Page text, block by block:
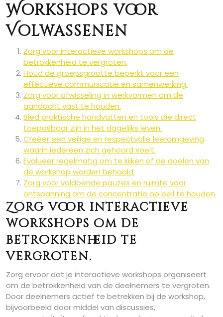
Workshops voor
Volwassenen
Zorg voor interactieve workshops om de
betrokkenheid te vergroten.
Houd de groepsgrootte beperkt voor een
effectieve communicatie en samenwerking.
Zorg voor afwisseling in werkvormen om de
aandacht vast te houden.
Bied praktische handvatten en tools die direct
toepasbaar zijn in het dagelijks leven.
Creëer een veilige en respectvolle leeromgeving
waarin iedereen zich gehoord voelt.
Evalueer regelmatig om te kijken of de doelen van
de workshop worden behaald.
Zorg voor voldoende pauzes en ruimte voor
ontspanning om de concentratie op peil te houden.
Zorg voor interactieve
workshops om de
betrokkenheid te
vergroten.
Zorg ervoor dat je interactieve workshops organiseert
om de betrokkenheid van de deelnemers te vergroten.
Door deelnemers actief te betrekken bij de workshop,
bijvoorbeeld door middel van discussies,